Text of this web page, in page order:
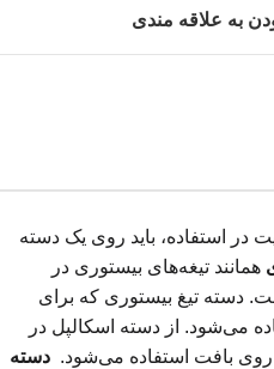
به علاقه مندی
در استفاده، باید روی یک دسته
همانند تیغه‌های بیستوری در
دسته تیغ بیستوری که برای
می‌شود. از دسته اسکالپل در
بافت استفاده می‌شود. دسته